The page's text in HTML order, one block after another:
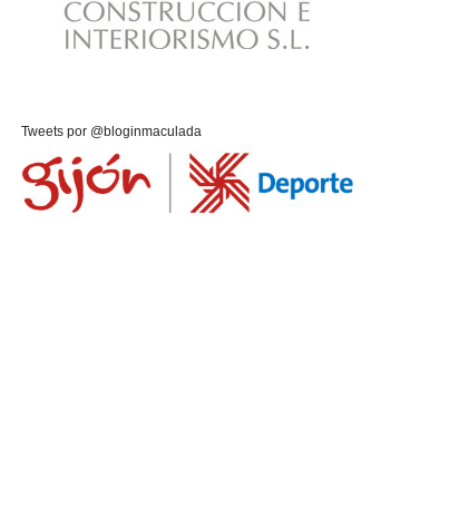
Tweets por @bloginmaculada